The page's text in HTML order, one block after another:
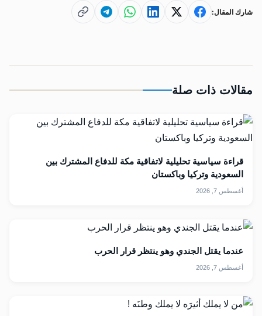
شارك المقال:
مقالات ذات صلة
قراءة سياسية تحليلية لاتفاقية مكة للدفاع المشترك بين
السعودية وتركيا وباكستان
أغسطس 7, 2026
عندما يقتل الجندي وهو ينتظر قرار الحرب
أغسطس 7, 2026